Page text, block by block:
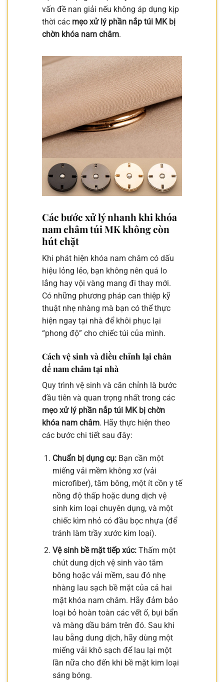
vấn đề nan giải nếu không áp dụng kịp
thời các mẹo xử lý phần nắp túi MK bị
chờn khóa nam châm.
Các bước xử lý nhanh khi khóa
nam châm túi MK không còn
hút chặt
Khi phát hiện khóa nam châm có dấu
hiệu lỏng lẻo, bạn không nên quá lo
lắng hay vội vàng mang đi thay mới.
Có những phương pháp can thiệp kỹ
thuật nhẹ nhàng mà bạn có thể thực
hiện ngay tại nhà để khôi phục lại
“phong độ” cho chiếc túi của mình.
Cách vệ sinh và điều chỉnh lại chân
đế nam châm tại nhà
Quy trình vệ sinh và căn chỉnh là bước
đầu tiên và quan trọng nhất trong các
mẹo xử lý phần nắp túi MK bị chờn
khóa nam châm. Hãy thực hiện theo
các bước chi tiết sau đây:
Chuẩn bị dụng cụ:Bạn cần một
miếng vải mềm không xơ (vải
microfiber), tăm bông, một ít cồn y tế
nồng độ thấp hoặc dung dịch vệ
sinh kim loại chuyên dụng, và một
chiếc kìm nhỏ có đầu bọc nhựa (để
tránh làm trầy xước kim loại).
Vệ sinh bề mặt tiếp xúc:Thấm một
chút dung dịch vệ sinh vào tăm
bông hoặc vải mềm, sau đó nhẹ
nhàng lau sạch bề mặt của cả hai
mặt khóa nam châm. Hãy đảm bảo
loại bỏ hoàn toàn các vết ố, bụi bẩn
và màng dầu bám trên đó. Sau khi
lau bằng dung dịch, hãy dùng một
miếng vải khô sạch để lau lại một
lần nữa cho đến khi bề mặt kim loại
sáng bóng.